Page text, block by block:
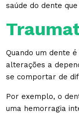
saúde do dente
Quando um dente
alterações a
se comportar de
Por exemplo, o
uma hemorragia